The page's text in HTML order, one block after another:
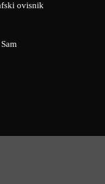
ovisnik